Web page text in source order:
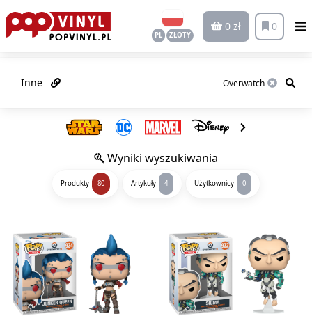
PL ZŁOTY
0 zł 0
Inne
Wyniki wyszukiwania
Produkty 80 Artykuły 4 Użytkownicy 0